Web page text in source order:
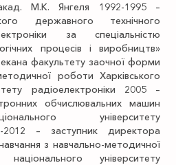
М.К. Янгеля 1992-1995 –
державного технічного
за спеціальністю
процесів і виробництв»
факультету заочної форми
роботи Харківського
радіоелектроніки 2005 –
обчислювальних машин
університету
2012 – заступник директора
з навчально-методичної
університету